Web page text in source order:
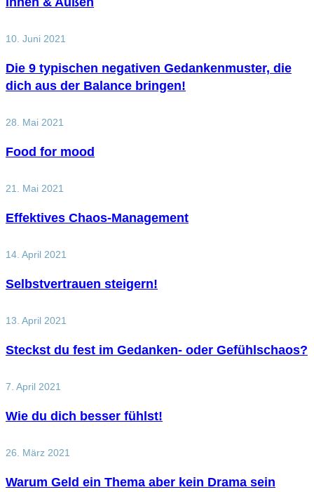
10. Juni 2021
Die 9 typischen negativen Gedankenmuster, die
dich aus der Balance bringen!
28. Mai 2021
Food for mood
21. Mai 2021
Effektives Chaos-Management
14. April 2021
Selbstvertrauen steigern!
13. April 2021
Steckst du fest im Gedanken- oder Gefühlschaos?
7. April 2021
Wie du dich besser fühlst!
26. März 2021
Warum Geld ein Thema aber kein Drama sein